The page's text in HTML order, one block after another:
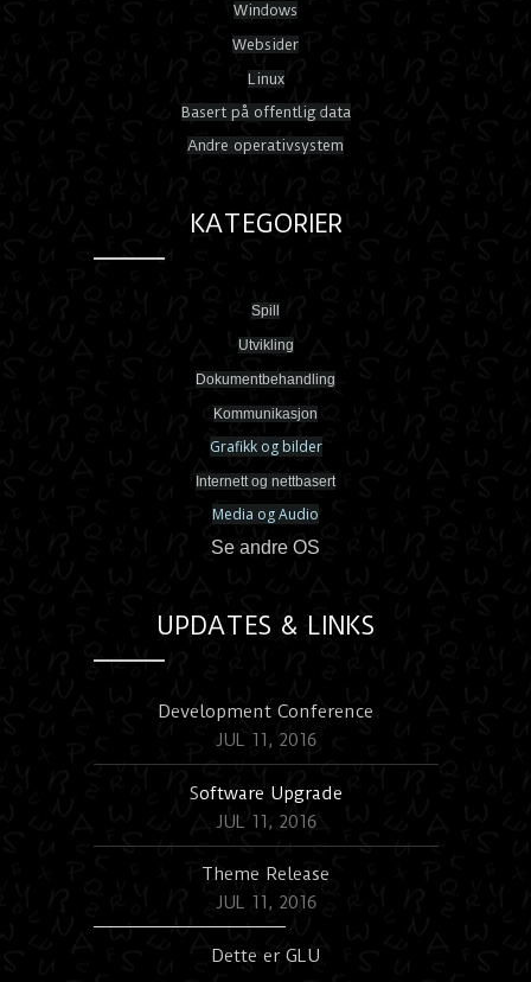
Windows
Websider
Linux
Basert på offentlig data
Andre operativsystem
KATEGORIER
Spill
Utvikling
Dokumentbehandling
Kommunikasjon
Grafikk og bilder
Internett og nettbasert
Media og Audio
Se andre OS
UPDATES & LINKS
Development Conference
JUL 11, 2016
Software Upgrade
JUL 11, 2016
Theme Release
JUL 11, 2016
Dette er GLU